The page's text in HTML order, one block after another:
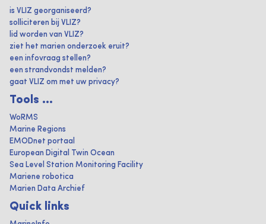
is VLIZ georganiseerd?
solliciteren bij VLIZ?
lid worden van VLIZ?
ziet het marien onderzoek eruit?
een infovraag stellen?
een strandvondst melden?
gaat VLIZ om met uw privacy?
Tools ...
WoRMS
Marine Regions
EMODnet portaal
European Digital Twin Ocean
Sea Level Station Monitoring Facility
Mariene robotica
Marien Data Archief
Quick links